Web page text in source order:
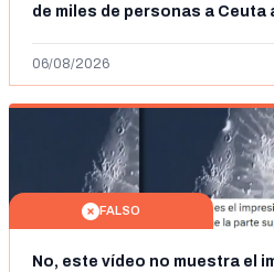
de miles de personas a Ceuta
06/08/2026
FALSO
No, este vídeo no muestra el